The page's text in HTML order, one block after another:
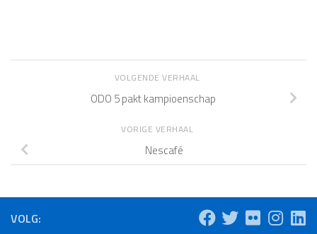
VOLGENDE VERHAAL
ODO 5 pakt kampioenschap
VORIGE VERHAAL
Nescafé
VOLG: